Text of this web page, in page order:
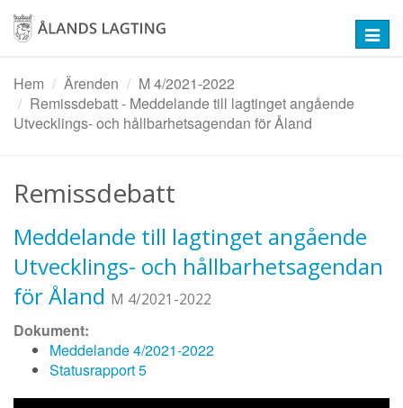
Hoppa
huvudinnehåll
Hem
Ärenden
M 4/2021-2022
Remissdebatt - Meddelande till lagtinget angående
Utvecklings- och hållbarhetsagendan för Åland
Remissdebatt
Meddelande till lagtinget angående
Utvecklings- och hållbarhetsagendan
för Åland M 4/2021-2022
Dokument:
Meddelande 4/2021-2022
Statusrapport 5